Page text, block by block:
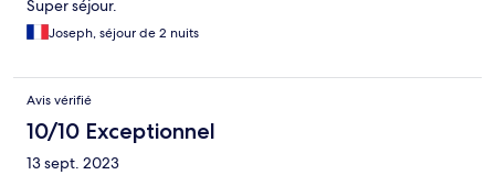
Super séjour.
Joseph, séjour de 2 nuits
Avis vérifié
10/10 Exceptionnel
13 sept. 2023